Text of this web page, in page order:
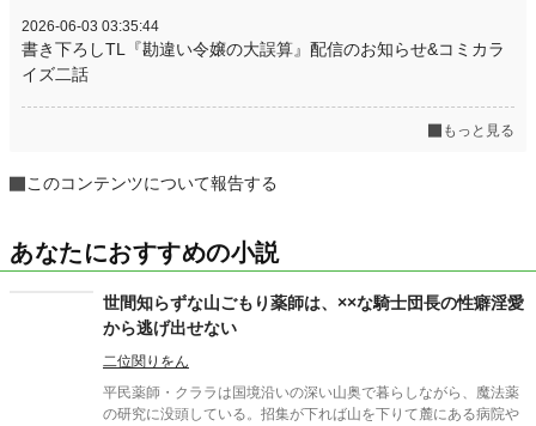
2026-06-03 03:35:44
書き下ろしTL『勘違い令嬢の大誤算』配信のお知らせ&コミカラ
イズ二話
もっと見る
このコンテンツについて報告する
あなたにおすすめの小説
世間知らずな山ごもり薬師は、××な騎士団長の性癖淫愛
から逃げ出せない
二位関りをん
平民薬師・クララは国境沿いの深い山奥で暮らしながら、魔法薬
の研究に没頭している。招集が下れば山を下りて麓にある病院や